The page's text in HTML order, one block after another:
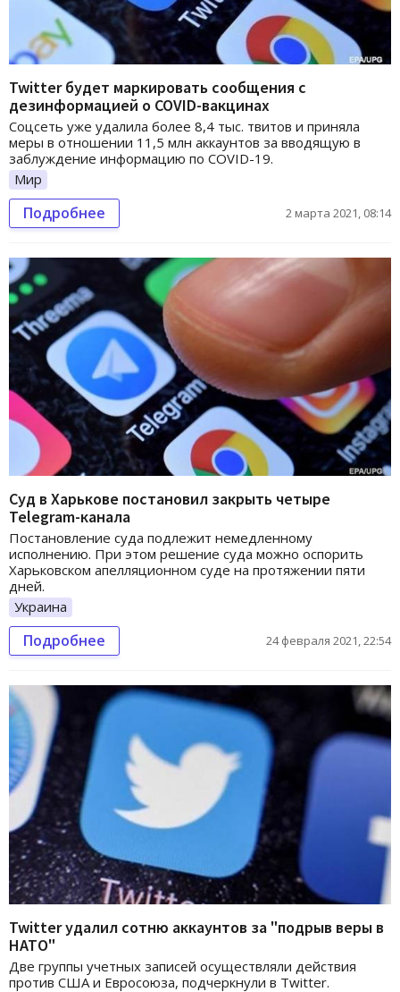
Twitter будет маркировать сообщения с
дезинформацией о COVID-вакцинах
Соцсеть уже удалила более 8,4 тыс. твитов и приняла
меры в отношении 11,5 млн аккаунтов за вводящую в
заблуждение информацию по COVID-19.
Мир
Подробнее 2 марта 2021, 08:14
Суд в Харькове постановил закрыть четыре
Telegram-канала
Постановление суда подлежит немедленному
исполнению. При этом решение суда можно оспорить
Харьковском апелляционном суде на протяжении пяти
дней.
Украина
Подробнее 24 февраля 2021, 22:54
Twitter удалил сотню аккаунтов за "подрыв веры в
НАТО"
Две группы учетных записей осуществляли действия
против США и Евросоюза, подчеркнули в Twitter.